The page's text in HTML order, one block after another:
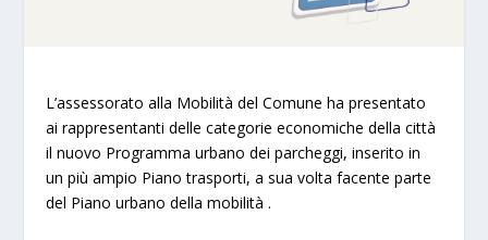
L’assessorato alla Mobilità del Comune ha presentato
ai rappresentanti delle categorie economiche della città
il nuovo Programma urbano dei parcheggi, inserito in
un più ampio Piano trasporti, a sua volta facente parte
del Piano urbano della mobilità .